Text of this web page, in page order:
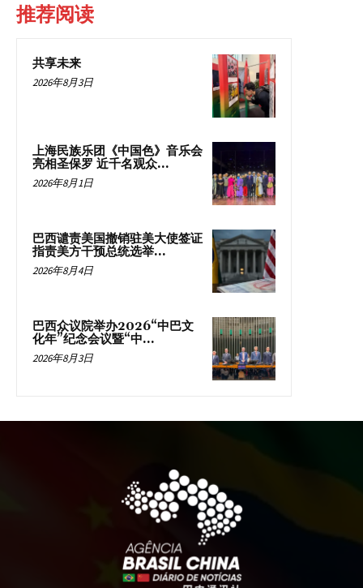
推荐阅读
共享未来
2026年8月3日
上海民族乐团《中国色》音乐会
亮相圣保罗 近千名观众...
2026年8月1日
巴西谴责美国撤销驻美大使签证
指责美方干预总统选举...
2026年8月4日
巴西众议院举办2026“中巴文
化年”纪念会议暨“中...
2026年8月3日